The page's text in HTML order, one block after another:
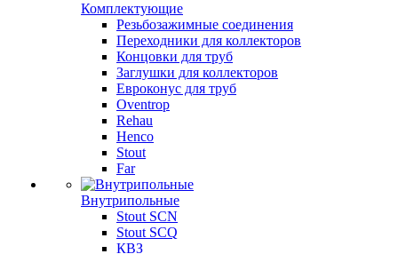
Комплектующие
Резьбозажимные соединения
Переходники для коллекторов
Концовки для труб
Заглушки для коллекторов
Евроконус для труб
Oventrop
Rehau
Henco
Stout
Far
Внутрипольные
Stout SCN
Stout SCQ
КВЗ